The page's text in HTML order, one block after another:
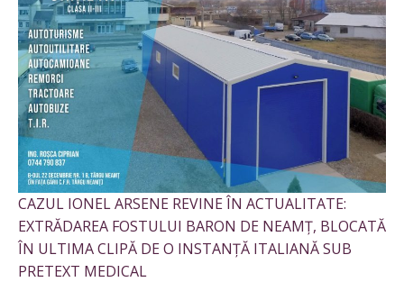
CAZUL IONEL ARSENE REVINE ÎN ACTUALITATE:
EXTRĂDAREA FOSTULUI BARON DE NEAMȚ, BLOCATĂ
ÎN ULTIMA CLIPĂ DE O INSTANȚĂ ITALIANĂ SUB
PRETEXT MEDICAL